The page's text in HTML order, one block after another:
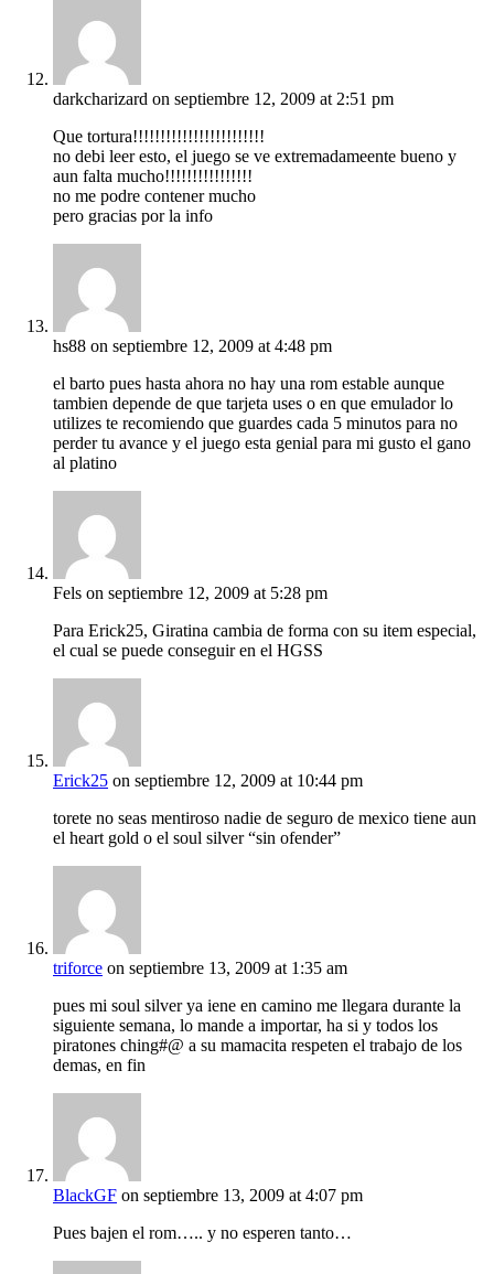
darkcharizard on septiembre 12, 2009 at 2:51 pm
Que tortura!!!!!!!!!!!!!!!!!!!!!!!!
no debi leer esto, el juego se ve extremadameente bueno y
aun falta mucho!!!!!!!!!!!!!!!!
no me podre contener mucho
pero gracias por la info
hs88 on septiembre 12, 2009 at 4:48 pm
el barto pues hasta ahora no hay una rom estable aunque
tambien depende de que tarjeta uses o en que emulador lo
utilizes te recomiendo que guardes cada 5 minutos para no
perder tu avance y el juego esta genial para mi gusto el gano
al platino
Fels on septiembre 12, 2009 at 5:28 pm
Para Erick25, Giratina cambia de forma con su item especial,
el cual se puede conseguir en el HGSS
Erick25 on septiembre 12, 2009 at 10:44 pm
torete no seas mentiroso nadie de seguro de mexico tiene aun
el heart gold o el soul silver “sin ofender”
triforce on septiembre 13, 2009 at 1:35 am
pues mi soul silver ya iene en camino me llegara durante la
siguiente semana, lo mande a importar, ha si y todos los
piratones ching#@ a su mamacita respeten el trabajo de los
demas, en fin
BlackGF on septiembre 13, 2009 at 4:07 pm
Pues bajen el rom….. y no esperen tanto…